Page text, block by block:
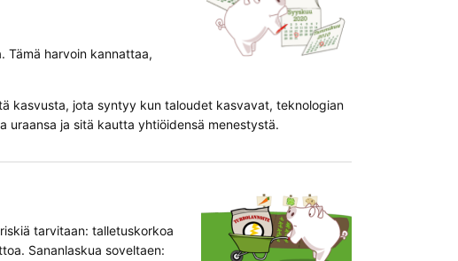
Tämä harvoin kannattaa,
kasvusta, jota syntyy kun taloudet kasvavat, teknologian
ja sitä kautta yhtiöidensä menestystä.
tarvitaan: talletuskorkoa
Sananlaskua soveltaen: